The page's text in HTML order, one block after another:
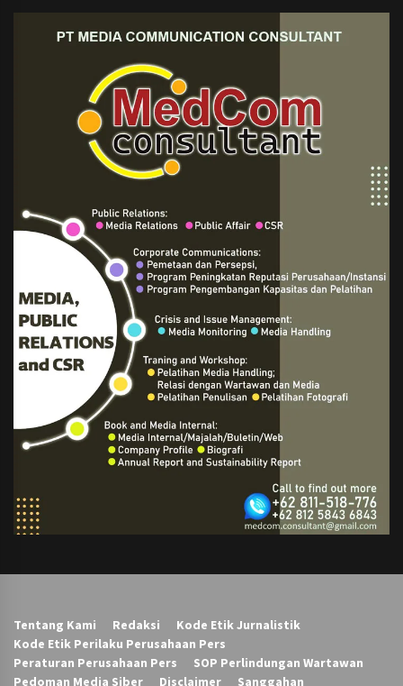
Tentang Kami Redaksi
Kode Etik Jurnalistik
Kode Etik Perilaku Perusahaan Pers
Peraturan Perusahaan Pers
SOP Perlindungan Wartawan
Pedoman Media Siber
Disclaimer Sanggahan